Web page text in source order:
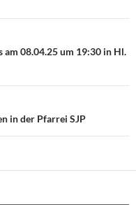
am 08.04.25 um 19:30 in Hl.
in der Pfarrei SJP